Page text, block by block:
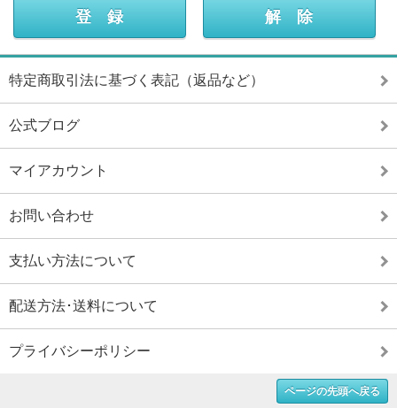
特定商取引法に基づく表記（返品など）
公式ブログ
マイアカウント
お問い合わせ
支払い方法について
配送方法･送料について
プライバシーポリシー
ページの先頭へ戻る